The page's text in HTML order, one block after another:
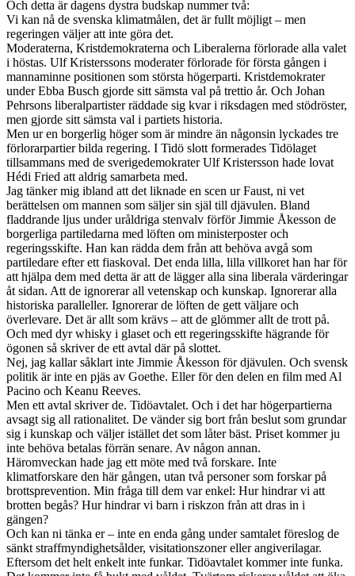
Och detta är dagens dystra budskap nummer två:
Vi kan nå de svenska klimatmålen, det är fullt möjligt – men
regeringen väljer att inte göra det.
Moderaterna, Kristdemokraterna och Liberalerna förlorade alla valet
i höstas. Ulf Kristerssons moderater förlorade för första gången i
mannaminne positionen som största högerparti. Kristdemokrater
under Ebba Busch gjorde sitt sämsta val på trettio år. Och Johan
Pehrsons liberalpartister räddade sig kvar i riksdagen med stödröster,
men gjorde sitt sämsta val i partiets historia.
Men ur en borgerlig höger som är mindre än någonsin lyckades tre
förlorarpartier bilda regering. I Tidö slott formerades Tidölaget
tillsammans med de sverigedemokrater Ulf Kristersson hade lovat
Hédi Fried att aldrig samarbeta med.
Jag tänker mig ibland att det liknade en scen ur Faust, ni vet
berättelsen om mannen som säljer sin själ till djävulen. Bland
fladdrande ljus under uråldriga stenvalv förför Jimmie Åkesson de
borgerliga partiledarna med löften om ministerposter och
regeringsskifte. Han kan rädda dem från att behöva avgå som
partiledare efter ett fiaskoval. Det enda lilla, lilla villkoret han har för
att hjälpa dem med detta är att de lägger alla sina liberala värderingar
åt sidan. Att de ignorerar all vetenskap och kunskap. Ignorerar alla
historiska paralleller. Ignorerar de löften de gett väljare och
överlevare. Det är allt som krävs – att de glömmer allt de trott på.
Och med dyr whisky i glaset och ett regeringsskifte hägrande för
ögonen så skriver de ett avtal där på slottet.
Nej, jag kallar såklart inte Jimmie Åkesson för djävulen. Och svensk
politik är inte en pjäs av Goethe. Eller för den delen en film med Al
Pacino och Keanu Reeves.
Men ett avtal skriver de. Tidöavtalet. Och i det har högerpartierna
avsagt sig all rationalitet. De vänder sig bort från beslut som grundar
sig i kunskap och väljer istället det som låter bäst. Priset kommer ju
inte behöva betalas förrän senare. Av någon annan.
Häromveckan hade jag ett möte med två forskare. Inte
klimatforskare den här gången, utan två personer som forskar på
brottsprevention. Min fråga till dem var enkel: Hur hindrar vi att
brotten begås? Hur hindrar vi barn i riskzon från att dras in i
gängen?
Och kan ni tänka er – inte en enda gång under samtalet föreslog de
sänkt straffmyndighetsålder, visitationszoner eller angiverilagar.
Eftersom det helt enkelt inte funkar. Tidöavtalet kommer inte funka.